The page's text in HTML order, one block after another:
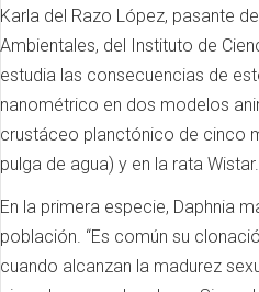
Karla del Razo López, pasante
Ambientales, del Instituto de
estudia las consecuencias de
nanométrico en dos modelos
crustáceo planctónico de cinco
pulga de agua) y en la rata Wistar.
En la primera especie, Daphnia
población. “Es común su
cuando alcanzan la madurez